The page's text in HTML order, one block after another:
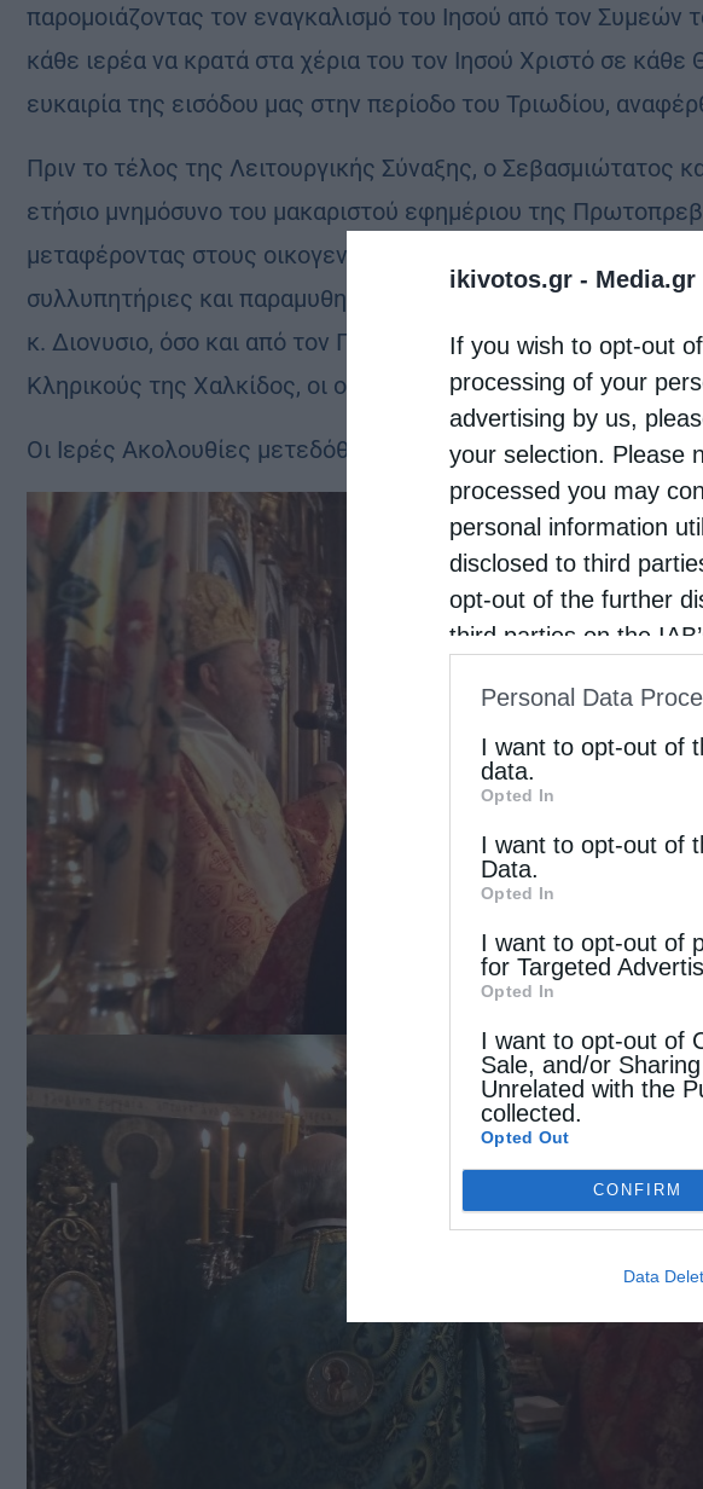
ikivotos.gr - Media.gr
If you wish to opt-out
processing of your
advertising by us,
your selection. Please
processed you may
personal information
disclosed to third
opt-out of the further
third parties on the
IAB’s List of
other third parties.
Personal Data
I want to opt-out of
data.
Opted In
I want to opt-out of
Data.
Opted In
I want to opt-out of
for Targeted
Opted In
I want to opt-out of
Sale, and/or
Unrelated with the
collected.
Opted Out
CONFIRM
Data
παρομοιάζοντας τον εναγκαλισμό του Ιησού από τον Συμεών
κάθε ιερέα να κρατά στα χέρια του τον Ιησού Χριστό σε κάθε
ευκαιρία της εισόδου μας στην περίοδο του Τριωδίου,
Πριν το τέλος της Λειτουργικής Σύναξης, ο Σεβασμιώτατος
ετήσιο μνημόσυνο του μακαριστού εφημέριου της
μεταφέροντας στους οικογενείς του, την πρεσβυτέρα
συλλυπητήριες και παραμυθητικές ευχές, τόσο από τον
κ. Διονυσιο, όσο και από τον Πρωτοσύγγελό του Αρχιμ.
Κληρικούς της Χαλκίδος, οι οποίοι ιδιαιτέρως σέβονταν και
Oι Ιερές Ακολουθίες μετεδόθησαν από τον Ραδιοφωνικό